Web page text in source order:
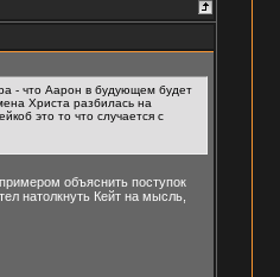
- что Аарон в будующем будет
Христа разбилась на
это то что случается с
объяснить поступок
натолкнуть Кейт на мысль,